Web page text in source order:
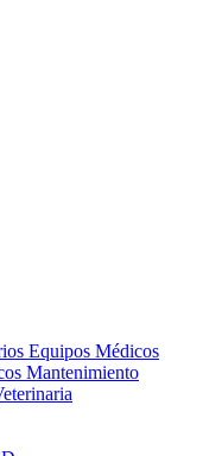
Equipos Médicos
Mantenimiento